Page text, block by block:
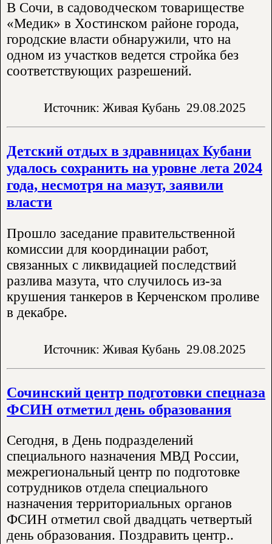
В Сочи, в садоводческом товариществе
«Медик» в Хостинском районе города,
городские власти обнаружили, что на
одном из участков ведется стройка без
соответствующих разрешений.
Источник: Живая Кубань 29.08.2025
Детский отдых в здравницах Кубани
удалось сохранить на уровне лета 2024
года, несмотря на мазут, заявили
власти
Прошло заседание правительственной
комиссии для координации работ,
связанных с ликвидацией последствий
разлива мазута, что случилось из-за
крушения танкеров в Керченском проливе
в декабре.
Источник: Живая Кубань 29.08.2025
Сочинский центр подготовки спецназа
ФСИН отметил день образования
Сегодня, в День подразделений
специального назначения МВД России,
межрегиональный центр по подготовке
сотрудников отдела специального
назначения территориальных органов
ФСИН отметил свой двадцать четвертый
день образования. Поздравить центр..